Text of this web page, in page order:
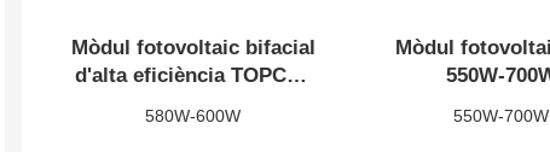
Mòdul fotovoltaic bifacial
d'alta eficiència TOPCon
580W-600W
Mòdul
550W-
550W-700W